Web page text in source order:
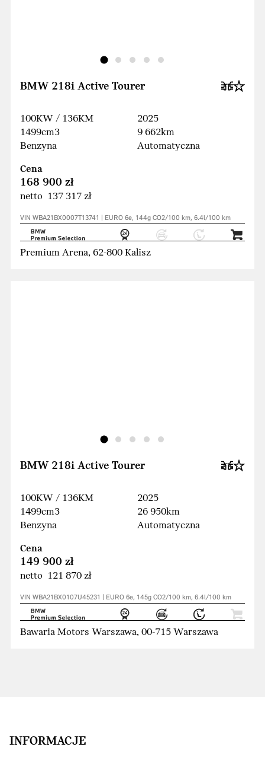
BMW 218i Active Tourer
100KW / 136KM
1499cm3
Benzyna
2025
9 662km
Automatyczna
Cena
168 900 zł
netto 137 317 zł
VIN WBA21BX0007T13741 | EURO 6e, 144g CO2/100 km, 6.4l/100 km
Premium Arena, 62-800 Kalisz
BMW 218i Active Tourer
100KW / 136KM
1499cm3
Benzyna
2025
26 950km
Automatyczna
Cena
149 900 zł
netto 121 870 zł
VIN WBA21BX0107U45231 | EURO 6e, 145g CO2/100 km, 6.4l/100 km
Bawaria Motors Warszawa, 00-715 Warszawa
INFORMACJE